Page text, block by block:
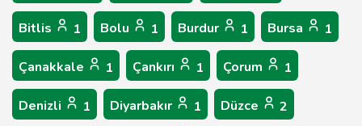
Bitlis 1 Bolu 1 Burdur 1 Bursa 1
Çanakkale 1 Çankırı 1 Çorum 1
Denizli 1 Diyarbakır 1 Düzce 2